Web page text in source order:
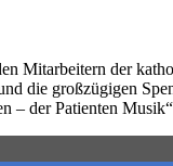
Mitarbeitern der
die großzügigen
– der Patienten